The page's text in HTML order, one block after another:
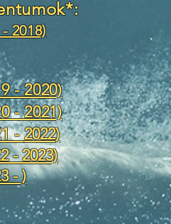
2018)
- 2020)
- 2021)
-2022)
- 2023)
- )